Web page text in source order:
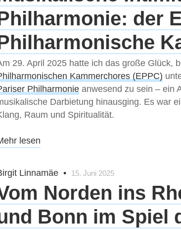
der
29. April 2025 hatte ich das große Glück,
Kammerchores (EPPC)
Philharmonie anwesend zu sein – ein
Darbietung hinausging. Es war
Raum und Spiritualität.
lesen
Linnamäe • 15. Juni 2025
Norden ins
Bonn im Spiel